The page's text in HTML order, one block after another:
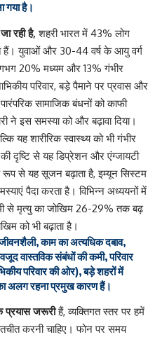
गया है।
रही है, शहरी भारत में 43% लोग
युवाओं और 30-44 वर्ष के आयु वर्ग
20% मध्यम और 13% गंभीर
परिवार, बड़े पैमाने पर प्रवास और
सामाजिक बंधनों को काफी
ने इस समस्या को और बढ़ावा दिया।
यह शारीरिक स्वास्थ्य को भी गंभीर
दृष्टि से यह डिप्रेशन और एंग्जायटी
रूप से यह सूजन बढ़ाता है, इम्यून सिस्टम
पैदा करता है। विभिन्न अध्ययनों में
से मृत्यु का जोखिम 26-29% तक बढ़
को भी बढ़ाता है।
काम का अत्यधिक दबाव,
वास्तविक संबंधों की कमी, परिवार
परिवार की ओर), बड़े शहरों में
अलग रहना प्रमुख कारण हैं।
जरूरीहैं, व्यक्तिगत स्तर पर हमें
करनी चाहिए। फोन पर समय